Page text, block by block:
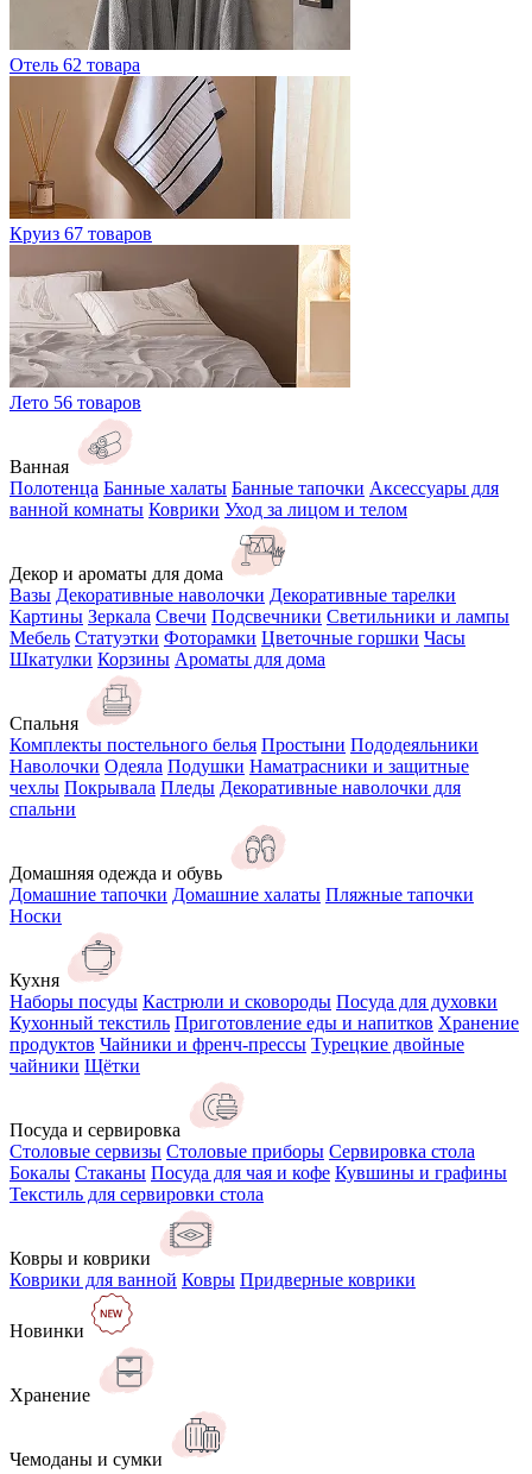
Отель 62 товара
Круиз 67 товаров
Лето 56 товаров
Ванная
Полотенца Банные халаты Банные тапочки Аксессуары для
ванной комнаты Коврики Уход за лицом и телом
Декор и ароматы для дома
Вазы Декоративные наволочки Декоративные тарелки
Картины Зеркала Свечи Подсвечники Светильники и лампы
Мебель Статуэтки Фоторамки Цветочные горшки Часы
Шкатулки Корзины Ароматы для дома
Спальня
Комплекты постельного белья Простыни Пододеяльники
Наволочки Одеяла Подушки Наматрасники и защитные
чехлы Покрывала Пледы Декоративные наволочки для
спальни
Домашняя одежда и обувь
Домашние тапочки Домашние халаты Пляжные тапочки
Носки
Кухня
Наборы посуды Кастрюли и сковороды Посуда для духовки
Кухонный текстиль Приготовление еды и напитков Хранение
продуктов Чайники и френч-прессы Турецкие двойные
чайники Щётки
Посуда и сервировка
Столовые сервизы Столовые приборы Сервировка стола
Бокалы Стаканы Посуда для чая и кофе Кувшины и графины
Текстиль для сервировки стола
Ковры и коврики
Коврики для ванной Ковры Придверные коврики
Новинки
Хранение
Чемоданы и сумки